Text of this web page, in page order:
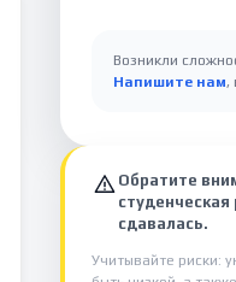
Возникли
Напишите нам,
Обратите
сдавалась.
Учитывайте риски: